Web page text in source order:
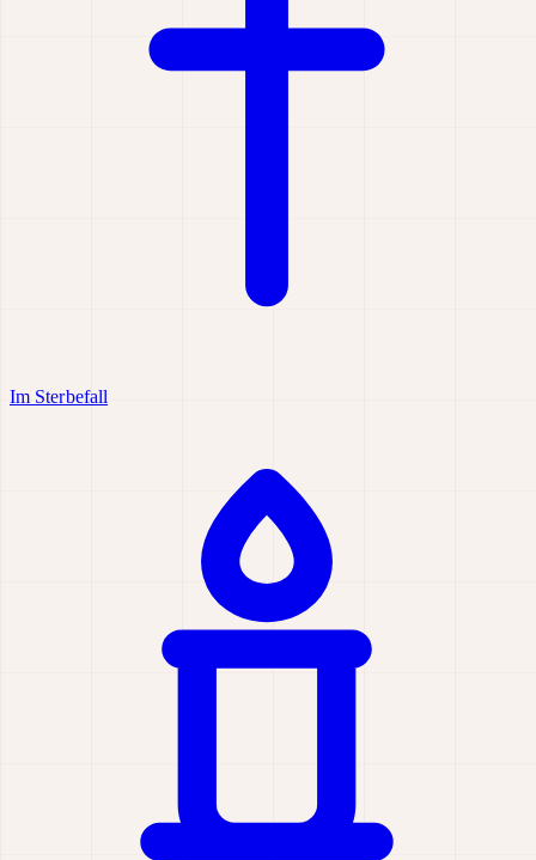
Im Sterbefall